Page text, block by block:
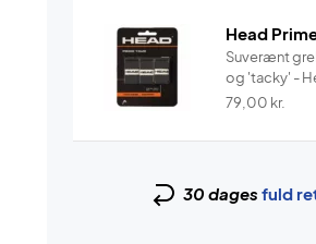
Head
Suverænt greb fra
og 'tacky' -
79,00 kr.
30 dages fuld